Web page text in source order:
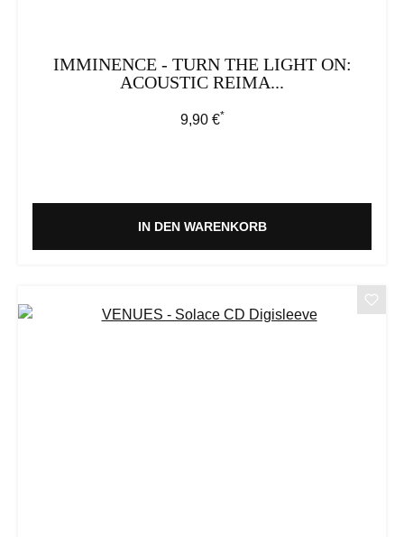
IMMINENCE - TURN THE LIGHT ON:
ACOUSTIC REIMA...
Regulärer Preis:
9,90 €*
IN DEN WARENKORB